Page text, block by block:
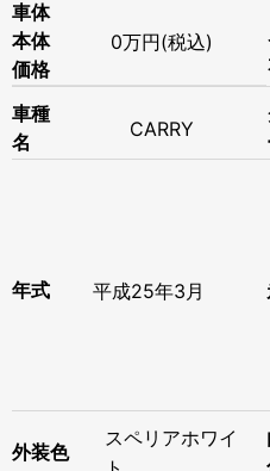
車体
本体
価格
0万円(税込)
車種
名
CARRY
年式 平成25年3月
外装色
スペリアホワイ